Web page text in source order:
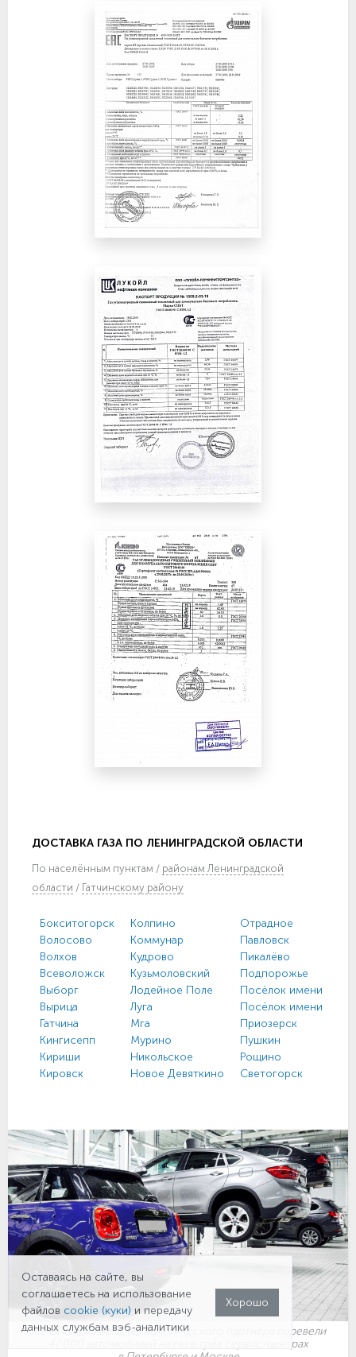
ДОСТАВКА ГАЗА ПО ЛЕНИНГРАДСКОЙ ОБЛАСТИ
По населённым пунктам / районам Ленинградской
области / Гатчинскому району
Бокситогорск
Волосово
Волхов
Всеволожск
Выборг
Вырица
Гатчина
Кингисепп
Кириши
Кировск
Колпино
Коммунар
Кудрово
Кузьмоловский
Лодейное Поле
Луга
Мга
Мурино
Никольское
Новое Девяткино
Отрадное
Павловск
Пикалёво
Подпорожье
Посёлок имени
Посёлок имени
Приозерск
Пушкин
Рощино
Светогорск
Механики нашего технологического партнёра перевели
47 000 автомобилей на газ в трёх сервис-центрах
Оставаясь на сайте, вы
соглашаетесь на использование
файлов cookie (куки) и передачу
данных службам вэб-аналитики
Хорошо